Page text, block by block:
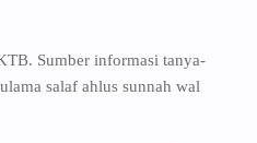
Sumber informasi tanya-
salaf ahlus sunnah wal